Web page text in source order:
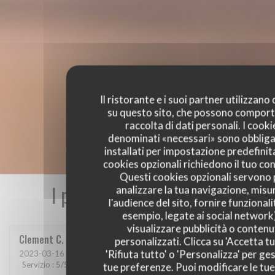
Il ristorante e i suoi partner utilizzano
su questo sito, che possono
raccolta di dati personali. I
denominati «necessari» sono
installati per impostazione
cookies opzionali richiedono il tuo
Questi cookies opzionali servono
analizzare la tua navigazione,
l'audience del sito, fornire
esempio, legate ai social
visualizzare pubblicità o
personalizzati. Clicca su 'Accetta
'Rifiuta tutto' o 'Personalizza' per
tue preferenze. Puoi modificare le
I pareri dei nostri clienti
Clement C
2023-03-16 - 21:00 - Ospiti 6
Servizio : 5/5 Atmosfera: 5/5 Cucina: 5/5 Qualità / Prezzo: 5/5